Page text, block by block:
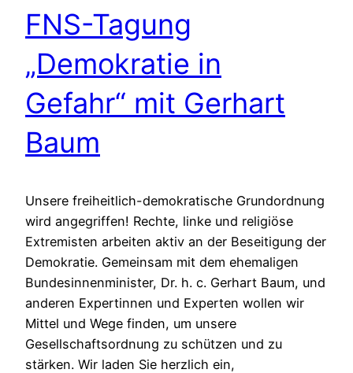
FNS-Tagung
„Demokratie in
Gefahr“ mit Gerhart
Baum
Unsere freiheitlich-demokratische Grundordnung
wird angegriffen! Rechte, linke und religiöse
Extremisten arbeiten aktiv an der Beseitigung der
Demokratie. Gemeinsam mit dem ehemaligen
Bundesinnenminister, Dr. h. c. Gerhart Baum, und
anderen Expertinnen und Experten wollen wir
Mittel und Wege finden, um unsere
Gesellschaftsordnung zu schützen und zu
stärken. Wir laden Sie herzlich ein,